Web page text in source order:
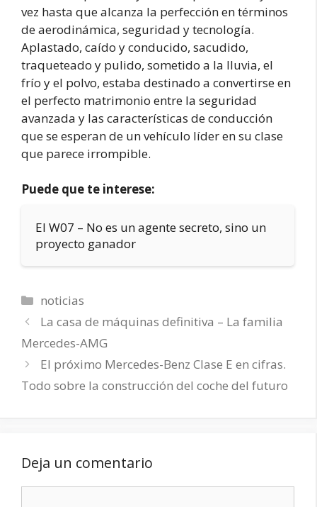
vez hasta que alcanza la perfección en términos
de aerodinámica, seguridad y tecnología.
Aplastado, caído y conducido, sacudido,
traqueteado y pulido, sometido a la lluvia, el
frío y el polvo, estaba destinado a convertirse en
el perfecto matrimonio entre la seguridad
avanzada y las características de conducción
que se esperan de un vehículo líder en su clase
que parece irrompible.
Puede que te interese:
El W07 – No es un agente secreto, sino un
proyecto ganador
Categorías
noticias
La casa de máquinas definitiva – La familia
Mercedes-AMG
El próximo Mercedes-Benz Clase E en cifras.
Todo sobre la construcción del coche del futuro
Deja un comentario